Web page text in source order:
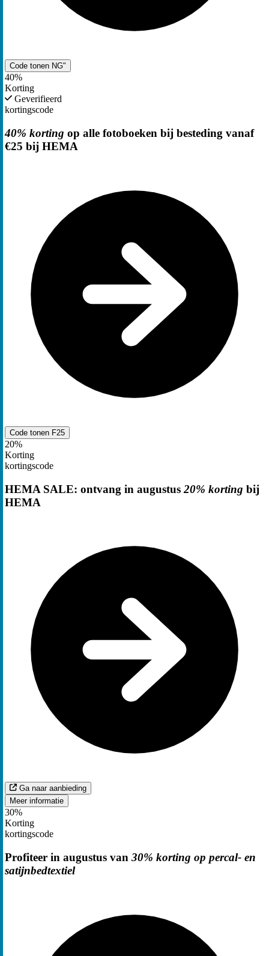
Code tonen NG"
40%
Korting
Geverifieerd
kortingscode
40% korting op alle fotoboeken bij besteding vanaf
€25 bij HEMA
Code tonen F25
20%
Korting
kortingscode
HEMA SALE: ontvang in augustus 20% korting bij
HEMA
Ga naar aanbieding
Meer informatie
30%
Korting
kortingscode
Profiteer in augustus van 30% korting op percal- en
satijnbedtextiel